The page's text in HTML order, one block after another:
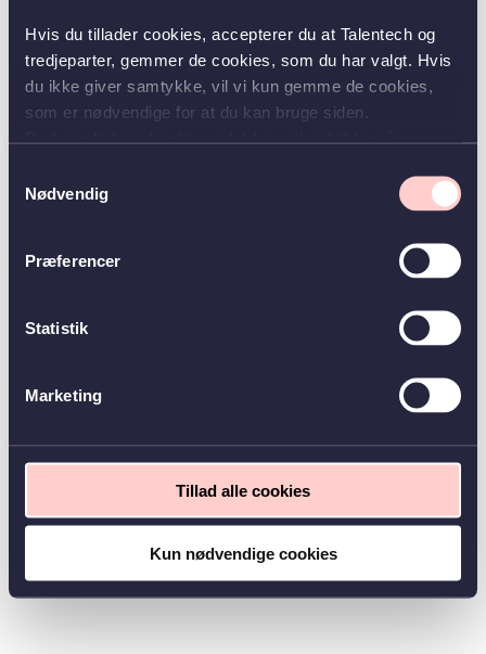
Hvis du tillader cookies, accepterer du at Talentech og
tredjeparter, gemmer de cookies, som du har valgt. Hvis
du ikke giver samtykke, vil vi kun gemme de cookies,
som er nødvendige for at du kan bruge siden.
Nødvendig
Præferencer
Statistik
Marketing
Tillad alle cookies
Kun nødvendige cookies